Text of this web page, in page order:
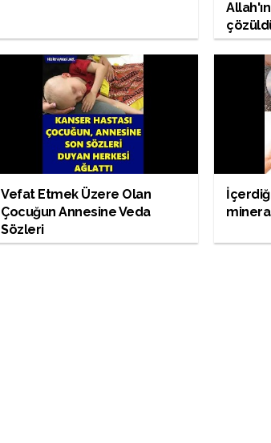
Vefat Etmek Üzere Olan
Çocuğun Annesine Veda
Sözleri